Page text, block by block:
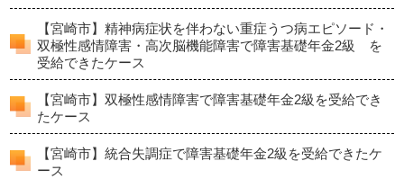
【宮崎市】精神病症状を伴わない重症うつ病エピソード・
双極性感情障害・高次脳機能障害で障害基礎年金2級 を
受給できたケース
【宮崎市】双極性感情障害で障害基礎年金2級を受給でき
たケース
【宮崎市】統合失調症で障害基礎年金2級を受給できたケ
ース